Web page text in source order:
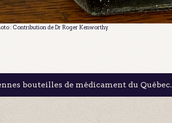
: Contribution de Dr Roger Kenworthy.
bouteilles de médicament du Québec.